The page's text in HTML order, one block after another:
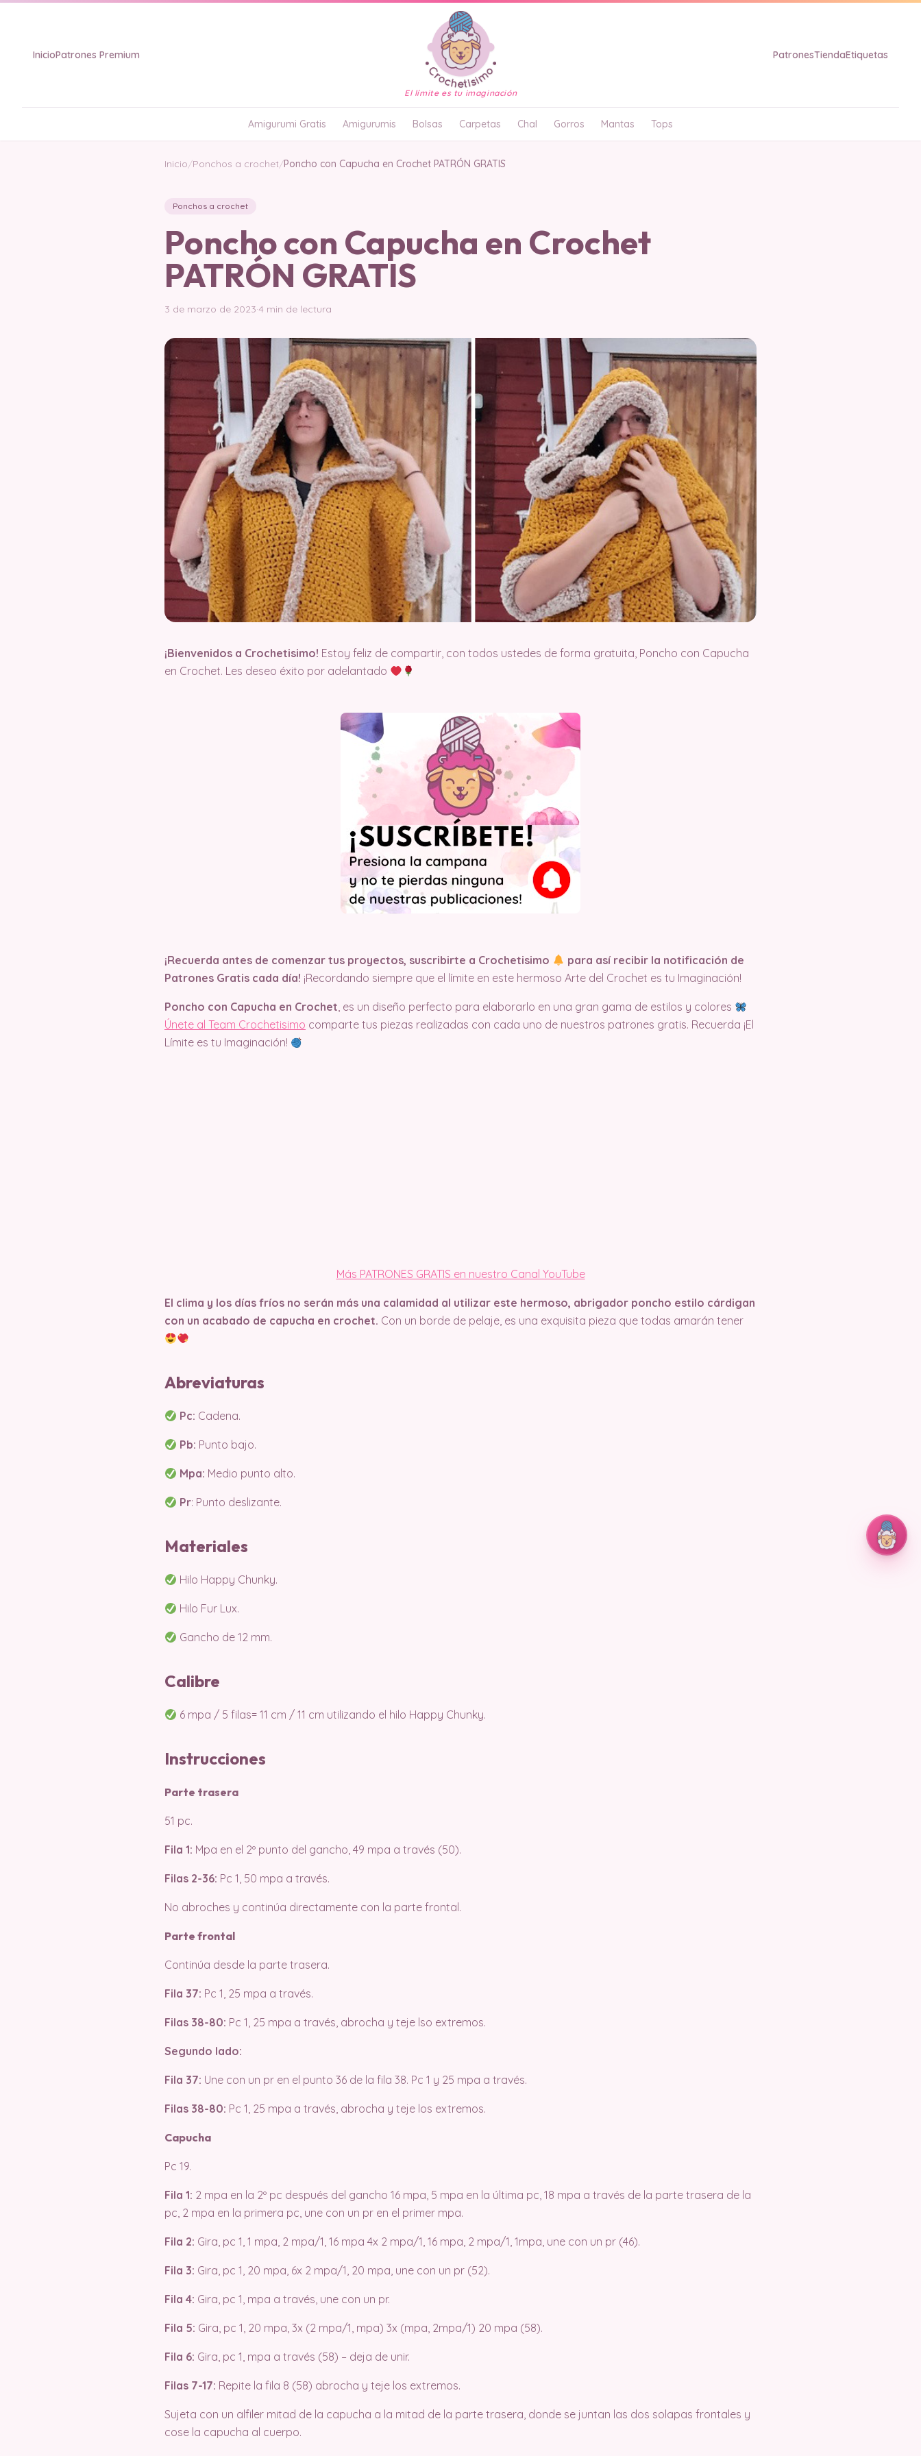
InicioPatrones Premium
El límite es tu imaginación
PatronesTiendaEtiquetas
Amigurumi Gratis Amigurumis Bolsas Carpetas Chal Gorros Mantas Tops
Inicio/Ponchos a crochet/Poncho con Capucha en Crochet PATRÓN GRATIS
Ponchos a crochet
Poncho con Capucha en Crochet
PATRÓN GRATIS
3 de marzo de 2023·4 min de lectura
¡Bienvenidos a Crochetisimo! Estoy feliz de compartir, con todos ustedes de forma gratuita, Poncho con Capucha
en Crochet. Les deseo éxito por adelantado
¡Recuerda antes de comenzar tus proyectos, suscribirte a Crochetisimo
para así recibir la notificación de
Patrones Gratis cada día! ¡Recordando siempre que el límite en este hermoso Arte del Crochet es tu Imaginación!
Poncho con Capucha en Crochet, es un diseño perfecto para elaborarlo en una gran gama de estilos y colores
Únete al Team Crochetisimo comparte tus piezas realizadas con cada uno de nuestros patrones gratis. Recuerda ¡El
Límite es tu Imaginación!
Más PATRONES GRATIS en nuestro Canal YouTube
El clima y los días fríos no serán más una calamidad al utilizar este hermoso, abrigador poncho estilo cárdigan
con un acabado de capucha en crochet. Con un borde de pelaje, es una exquisita pieza que todas amarán tener
Abreviaturas
Pc: Cadena.
Pb: Punto bajo.
Mpa: Medio punto alto.
Pr: Punto deslizante.
Materiales
Hilo Happy Chunky.
Hilo Fur Lux.
Gancho de 12 mm.
Calibre
6 mpa / 5 filas= 11 cm / 11 cm utilizando el hilo Happy Chunky.
Instrucciones
Parte trasera
51 pc.
Fila 1: Mpa en el 2º punto del gancho, 49 mpa a través (50).
Filas 2-36: Pc 1, 50 mpa a través.
No abroches y continúa directamente con la parte frontal.
Parte frontal
Continúa desde la parte trasera.
Fila 37: Pc 1, 25 mpa a través.
Filas 38-80: Pc 1, 25 mpa a través, abrocha y teje lso extremos.
Segundo lado:
Fila 37: Une con un pr en el punto 36 de la fila 38. Pc 1 y 25 mpa a través.
Filas 38-80: Pc 1, 25 mpa a través, abrocha y teje los extremos.
Capucha
Pc 19.
Fila 1: 2 mpa en la 2º pc después del gancho 16 mpa, 5 mpa en la última pc, 18 mpa a través de la parte trasera de la
pc, 2 mpa en la primera pc, une con un pr en el primer mpa.
Fila 2: Gira, pc 1, 1 mpa, 2 mpa/1, 16 mpa 4x 2 mpa/1, 16 mpa, 2 mpa/1, 1mpa, une con un pr (46).
Fila 3: Gira, pc 1, 20 mpa, 6x 2 mpa/1, 20 mpa, une con un pr (52).
Fila 4: Gira, pc 1, mpa a través, une con un pr.
Fila 5: Gira, pc 1, 20 mpa, 3x (2 mpa/1, mpa) 3x (mpa, 2mpa/1) 20 mpa (58).
Fila 6: Gira, pc 1, mpa a través (58) – deja de unir.
Filas 7-17: Repite la fila 8 (58) abrocha y teje los extremos.
Sujeta con un alfiler mitad de la capucha a la mitad de la parte trasera, donde se juntan las dos solapas frontales y
cose la capucha al cuerpo.